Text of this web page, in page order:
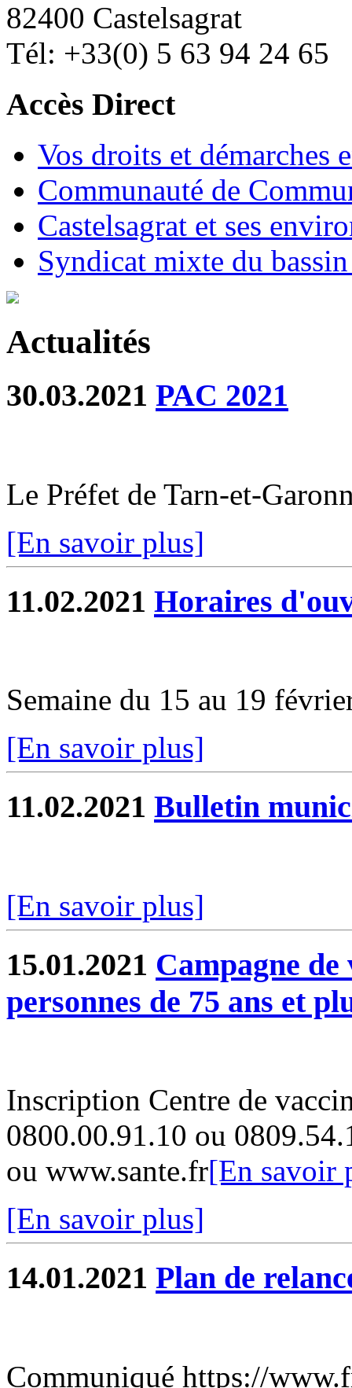
82400 Castelsagrat
Tél: +33(0) 5 63 94 24 65
Accès Direct
Vos droits et démarches
Communauté de
Castelsagrat et ses
Syndicat mixte du
Actualités
30.03.2021 PAC 2021
Le Préfet de Tarn-et-
[En savoir plus]
11.02.2021 Horaires
Semaine du 15 au 19
[En savoir plus]
11.02.2021 Bulletin
[En savoir plus]
15.01.2021 Campagne
personnes de 75 ans et
Inscription Centre de
0800.00.91.10 ou
ou www.sante.fr[En savoir
[En savoir plus]
14.01.2021 Plan de
Communiqué https://